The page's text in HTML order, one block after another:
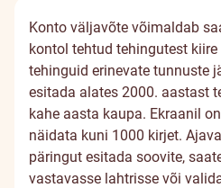
Konto väljavõte võimaldab
kontol tehtud tehingutest
tehinguid erinevate tunnuste
esitada alates 2000. aastast
kahe aasta kaupa. Ekraanil
näidata kuni 1000 kirjet.
päringut esitada soovite,
vastavasse lahtrisse või